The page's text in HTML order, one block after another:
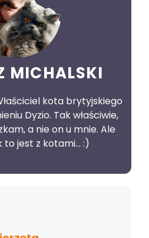
MICHALSKI
kota brytyjskiego
Dyzio. Tak właściwie,
a nie on u mnie. Ale
to jest z kotami... :)